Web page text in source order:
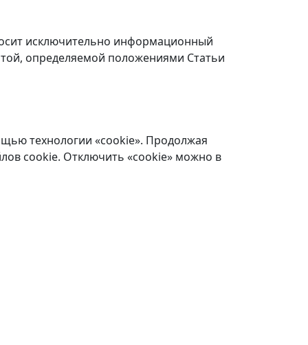
исключительно информационный
определяемой положениями Статьи
технологии «cookie». Продолжая
cookie. Отключить «cookie» можно в